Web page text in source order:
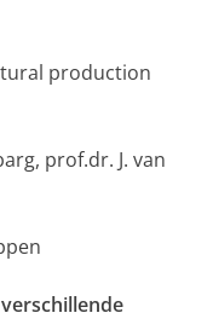
production
prof.dr. J. van